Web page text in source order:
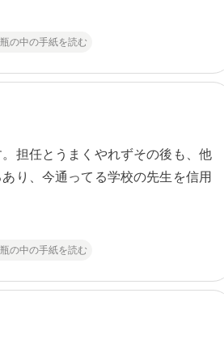
の中の手紙を読む
担任とうまくやれずその後も、他
り、今通ってる学校の先生を信用
の中の手紙を読む